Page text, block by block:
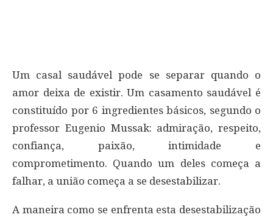
Um casal saudável pode se separar quando o
amor deixa de existir. Um casamento saudável é
constituído por 6 ingredientes básicos, segundo o
professor Eugenio Mussak: admiração, respeito,
confiança, paixão, intimidade e
comprometimento. Quando um deles começa a
falhar, a união começa a se desestabilizar.
A maneira como se enfrenta esta desestabilização